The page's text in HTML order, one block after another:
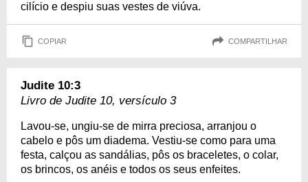
cilício e despiu suas vestes de viúva.
COPIAR COMPARTILHAR
Judite 10:3
Livro de Judite 10, versículo 3
Lavou-se, ungiu-se de mirra preciosa, arranjou o
cabelo e pôs um diadema. Vestiu-se como para uma
festa, calçou as sandálias, pôs os braceletes, o colar,
os brincos, os anéis e todos os seus enfeites.